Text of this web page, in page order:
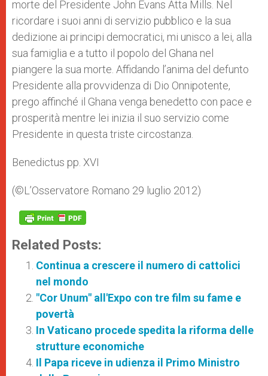
morte del Presidente John Evans Atta Mills. Nel
ricordare i suoi anni di servizio pubblico e la sua
dedizione ai principi democratici, mi unisco a lei, alla
sua famiglia e a tutto il popolo del Ghana nel
piangere la sua morte. Affidando l’anima del defunto
Presidente alla provvidenza di Dio Onnipotente,
prego affinché il Ghana venga benedetto con pace e
prosperità mentre lei inizia il suo servizio come
Presidente in questa triste circostanza.
Benedictus pp. XVI
(©L’Osservatore Romano 29 luglio 2012)
Related Posts:
Continua a crescere il numero di cattolici
nel mondo
"Cor Unum" all'Expo con tre film su fame e
povertà
In Vaticano procede spedita la riforma delle
strutture economiche
Il Papa riceve in udienza il Primo Ministro